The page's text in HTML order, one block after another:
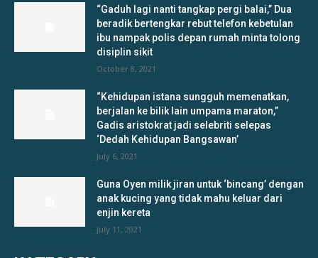
“Gaduh lagi nanti tangkap pergi balai,” Dua
beradik bertengkar rebut telefon kebetulan
ibu nampak polis depan rumah minta tolong
disiplin sikit
October 8, 2021
“Kehidupan istana sungguh memenatkan,
berjalan ke bilik lain umpama maraton,”
Gadis aristokrat jadi selebriti selepas
‘Dedah Kehidupan Bangsawan’
July 6, 2021
Guna Oyen milik jiran untuk ‘bincang’ dengan
anak kucing yang tidak mahu keluar dari
enjin kereta
July 11, 2021